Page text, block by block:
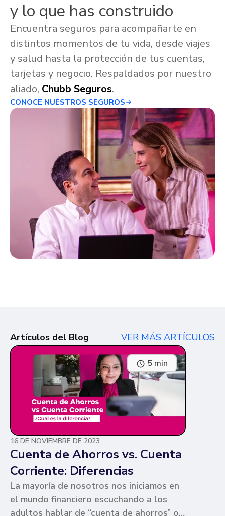
y lo que has construido
Encuentra seguros para acompañarte en
distintos momentos de tu vida, desde viajes
y salud hasta la protección de tus cuentas,
tarjetas y negocio. Respaldados por nuestro
aliado, Chubb Seguros.
CONOCE NUESTROS SEGUROS
Artículos del Blog VER MÁS ARTÍCULOS
5 min
16 DE NOVIEMBRE DE 2023
Cuenta de Ahorros vs. Cuenta
Corriente: Diferencias
La mayoría de nosotros nos iniciamos en
el mundo financiero escuchando a los
adultos hablar de “cuenta de ahorros” o